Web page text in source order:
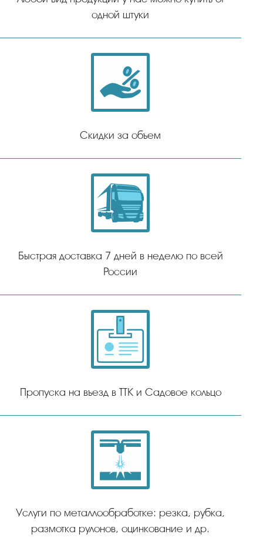
одной штуки
Скидки за объем
Быстрая доставка 7 дней в неделю по всей
России
Пропуска на въезд в ТТК и Садовое кольцо
Услуги по металлообработке: резка, рубка,
размотка рулонов, оцинкование и др.